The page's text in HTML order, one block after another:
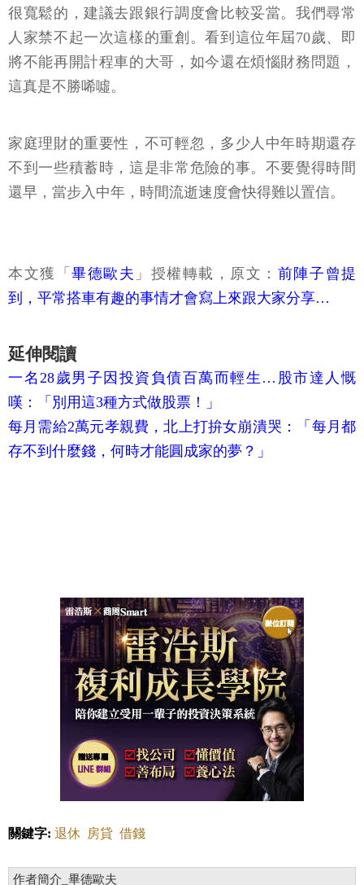
很寬鬆的，建議去跟銀行調度會比較妥當。我們尋常
人家禁不起一次這樣的重創。看到這位年屆70歲、即
將不能再開計程車的大哥，如今還在煩惱財務問題，
這真是不勝唏噓。
家庭理財的重要性，不可輕忽，多少人中年時期還存
不到一些積蓄時，這是非常危險的事。不要覺得時間
還早，當步入中年，時間流逝速度會快得難以置信。
本文獲「畢德歐夫 」授權轉載，原文： 前陣子曾提
到，平常搭車有趣的事情才會寫上來跟大家分享…
延伸閱讀
一名28歲男子因投資負債百萬而輕生…股市達人慨
嘆：「別用這3種方式做股票！」
每月需給2萬元孝親費，北上打拚女崩潰哭：「每月都
存不到什麼錢，何時才能圓成家的夢？」
關鍵字: 退休 房貸 借錢
作者簡介_畢德歐夫